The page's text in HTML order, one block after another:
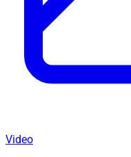
Video